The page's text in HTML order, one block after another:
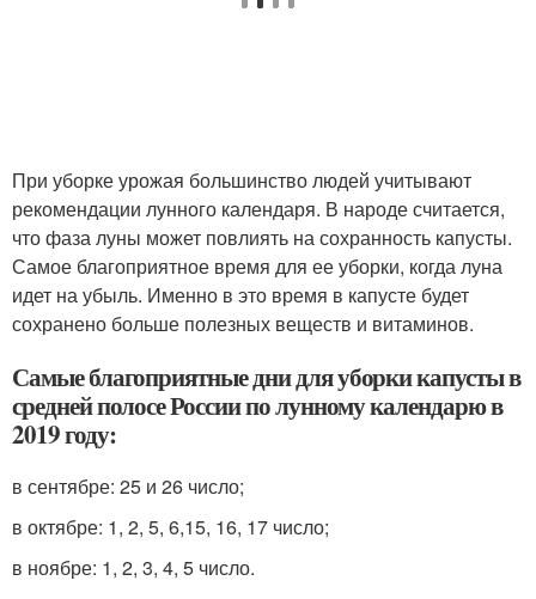
При уборке урожая большинство людей учитывают
рекомендации лунного календаря. В народе считается,
что фаза луны может повлиять на сохранность капусты.
Самое благоприятное время для ее уборки, когда луна
идет на убыль. Именно в это время в капусте будет
сохранено больше полезных веществ и витаминов.
Самые благоприятные дни для уборки капусты в
средней полосе России по лунному календарю в
2019 году:
в сентябре: 25 и 26 число;
в октябре: 1, 2, 5, 6,15, 16, 17 число;
в ноябре: 1, 2, 3, 4, 5 число.